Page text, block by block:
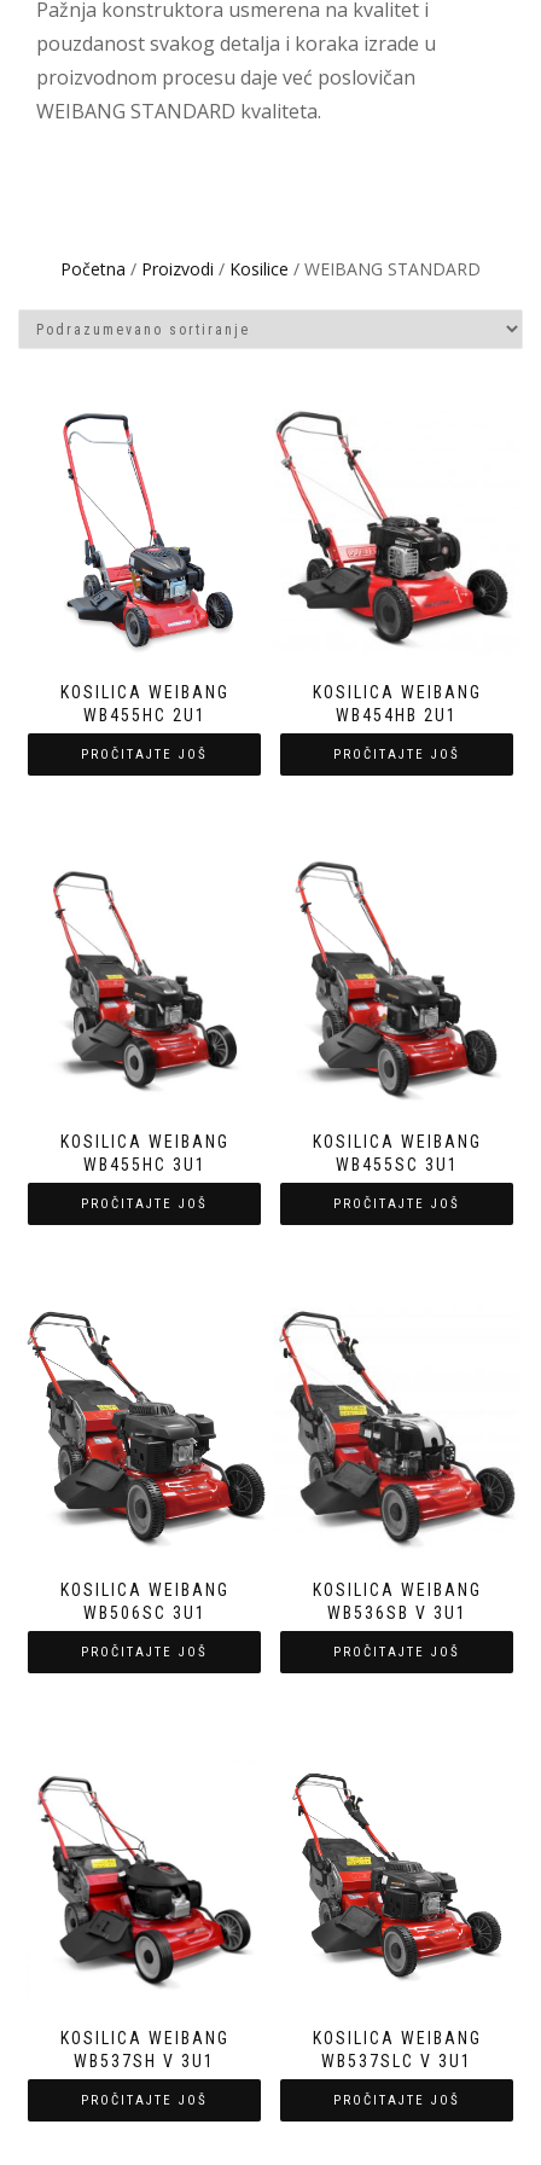
Pažnja konstruktora usmerena na kvalitet i
pouzdanost svakog detalja i koraka izrade u
proizvodnom procesu daje već poslovičan
WEIBANG STANDARD kvaliteta.
Početna / Proizvodi / Kosilice / WEIBANG STANDARD
KOSILICA WEIBANG
WB455HC 2U1
PROČITAJTE JOŠ
KOSILICA WEIBANG
WB454HB 2U1
PROČITAJTE JOŠ
KOSILICA WEIBANG
WB455HC 3U1
PROČITAJTE JOŠ
KOSILICA WEIBANG
WB455SC 3U1
PROČITAJTE JOŠ
KOSILICA WEIBANG
WB506SC 3U1
PROČITAJTE JOŠ
KOSILICA WEIBANG
WB536SB V 3U1
PROČITAJTE JOŠ
KOSILICA WEIBANG
WB537SH V 3U1
PROČITAJTE JOŠ
KOSILICA WEIBANG
WB537SLC V 3U1
PROČITAJTE JOŠ